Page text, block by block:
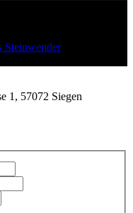
Steinwender
1, 57072 Siegen